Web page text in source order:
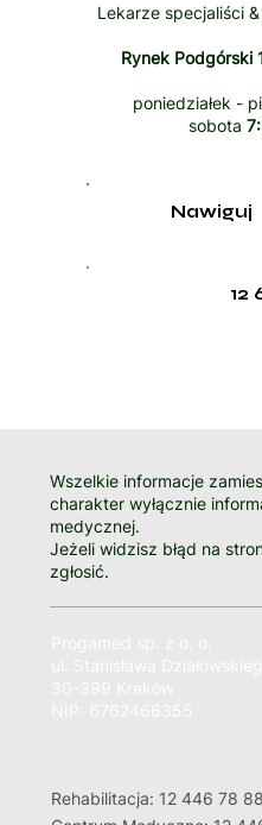
Lekarze specjaliści
Rynek Podgórski
poniedziałek -
sobota
12
Nawiguj
Wszelkie informacje
charakter wyłącznie
medycznej.
Jeżeli widzisz błąd na
zgłosić.
Rehabilitacja: 12 446 78 88